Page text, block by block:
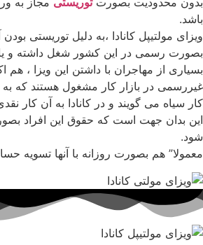
باشد.
ویزای مولتیپل کانادا ،به دلیل توریستی
بصورت رسمی در این کشور شغل داشته و
بسیاری از مهاجران با داشتن این ویزا ، هم
غیررسمی در بازار کار مشغول هستند که به
این بدان جهت است که حقوق این افراد
شود.
معمولا” هم بصورت روزانه با آنها تسویه